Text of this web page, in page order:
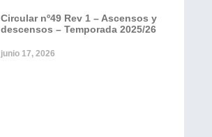
Circular nº49 Rev 1 – Ascensos y
descensos – Temporada 2025/26
junio 17, 2026